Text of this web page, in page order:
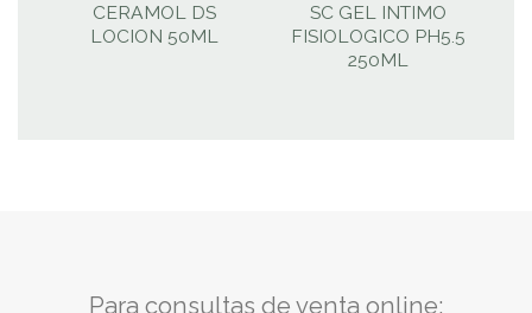
CERAMOL DS
LOCION 50ML
SC GEL INTIMO
FISIOLOGICO PH5.5
250ML
Para consultas de venta online: